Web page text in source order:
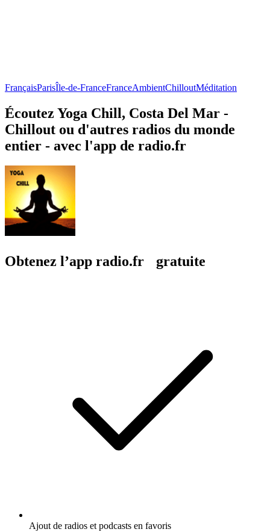
FrançaisParisÎle-de-FranceFranceAmbientChilloutMéditation
Écoutez Yoga Chill, Costa Del Mar -
Chillout ou d'autres radios du monde
entier - avec l'app de radio.fr
Obtenez l’app radio.fr gratuite
Ajout de radios et podcasts en favoris